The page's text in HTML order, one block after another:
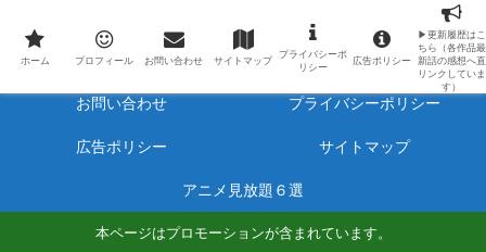
最新アニメのあらすじと感想をネタバレ有りで毎日更新しています。
ホーム プロフィール
お問い合わせ プライバシーポリシー
広告ポリシー サイトマップ
アニメ見放題６選
本ページはプロモーションが含まれています。
ホーム プロフィール お問い合わせ サイトマップ
プライバシーポ
リシー
広告ポリシー
▶更新履歴はこ
ちら（各作品最
新話の感想へ直
リンクしていま
す）